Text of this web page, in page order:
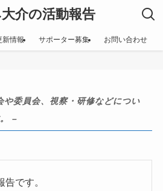
介の活動報告
新情報 サポーター募集 お問い合わせ
や委員会、視察・研修などについ
–
です。